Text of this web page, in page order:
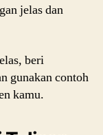
jelas dan
beri
gunakan contoh
kamu.